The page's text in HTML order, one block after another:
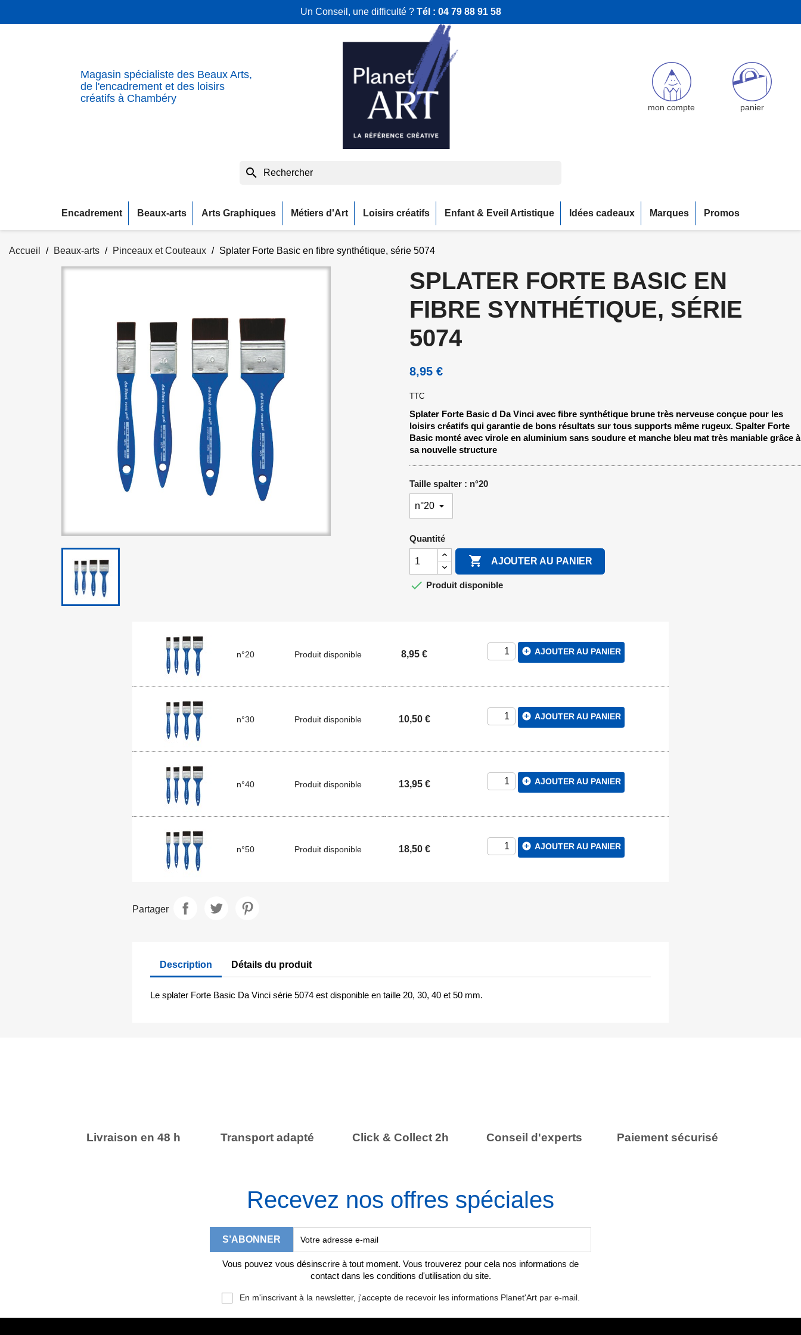
Un Conseil, une difficulté ? Tél : 04 79 88 91 58
Magasin spécialiste des Beaux Arts,
de l'encadrement et des loisirs
créatifs à Chambéry
mon compte panier
search
Encadrement Beaux-arts Arts Graphiques Métiers d'Art Loisirs créatifs Enfant & Eveil Artistique Idées cadeaux Marques Promos
Accueil Beaux-arts Pinceaux et Couteaux Splater Forte Basic en fibre synthétique, série 5074
SPLATER FORTE BASIC EN
FIBRE SYNTHÉTIQUE, SÉRIE
5074
8,95 €
TTC
Splater Forte Basic d Da Vinci avec fibre synthétique brune très nerveuse conçue pour les
loisirs créatifs qui garantie de bons résultats sur tous supports même rugeux. Spalter Forte
Basic monté avec virole en aluminium sans soudure et manche bleu mat très maniable grâce à
sa nouvelle structure
Taille spalter : n°20
Quantité
 AJOUTER AU PANIER
 Produit disponible
n°20 Produit disponible 8,95 € add_circle AJOUTER AU PANIER
n°30 Produit disponible 10,50 € add_circle AJOUTER AU PANIER
n°40 Produit disponible 13,95 € add_circle AJOUTER AU PANIER
n°50 Produit disponible 18,50 € add_circle AJOUTER AU PANIER
Partager
Description Détails du produit
Le splater Forte Basic Da Vinci série 5074 est disponible en taille 20, 30, 40 et 50 mm.
Livraison en 48 h Transport adapté Click & Collect 2h Conseil d'experts Paiement sécurisé
Recevez nos offres spéciales
Vous pouvez vous désinscrire à tout moment. Vous trouverez pour cela nos informations de
contact dans les conditions d'utilisation du site.
En m'inscrivant à la newsletter, j'accepte de recevoir les informations Planet'Art par e-mail.